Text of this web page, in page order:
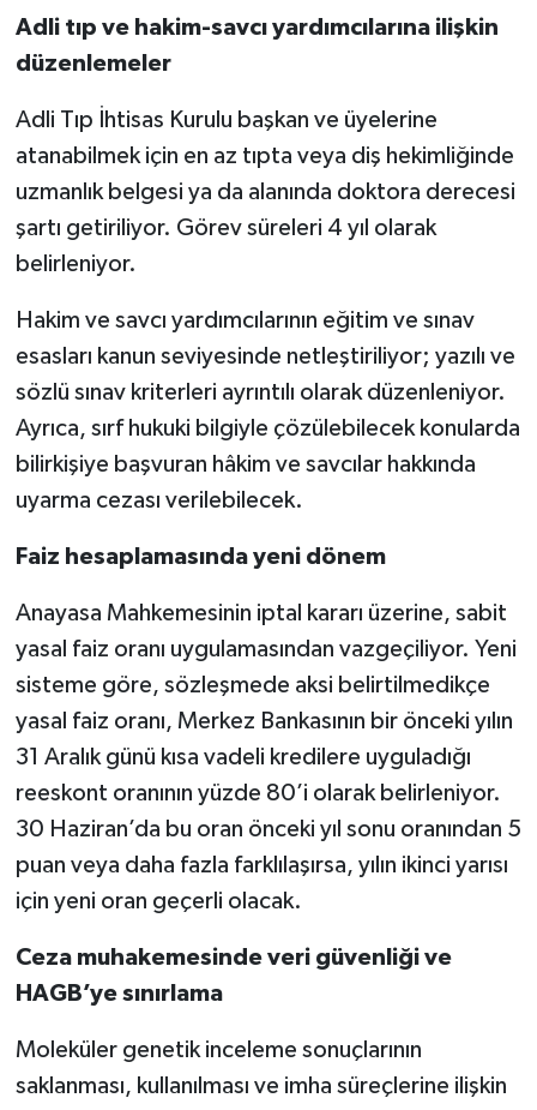
Adli tıp ve hakim-savcı yardımcılarına ilişkin
düzenlemeler
Adli Tıp İhtisas Kurulu başkan ve üyelerine
atanabilmek için en az tıpta veya diş hekimliğinde
uzmanlık belgesi ya da alanında doktora derecesi
şartı getiriliyor. Görev süreleri 4 yıl olarak
belirleniyor.
Hakim ve savcı yardımcılarının eğitim ve sınav
esasları kanun seviyesinde netleştiriliyor; yazılı ve
sözlü sınav kriterleri ayrıntılı olarak düzenleniyor.
Ayrıca, sırf hukuki bilgiyle çözülebilecek konularda
bilirkişiye başvuran hâkim ve savcılar hakkında
uyarma cezası verilebilecek.
Faiz hesaplamasında yeni dönem
Anayasa Mahkemesinin iptal kararı üzerine, sabit
yasal faiz oranı uygulamasından vazgeçiliyor. Yeni
sisteme göre, sözleşmede aksi belirtilmedikçe
yasal faiz oranı, Merkez Bankasının bir önceki yılın
31 Aralık günü kısa vadeli kredilere uyguladığı
reeskont oranının yüzde 80’i olarak belirleniyor.
30 Haziran’da bu oran önceki yıl sonu oranından 5
puan veya daha fazla farklılaşırsa, yılın ikinci yarısı
için yeni oran geçerli olacak.
Ceza muhakemesinde veri güvenliği ve
HAGB’ye sınırlama
Moleküler genetik inceleme sonuçlarının
saklanması, kullanılması ve imha süreçlerine ilişkin